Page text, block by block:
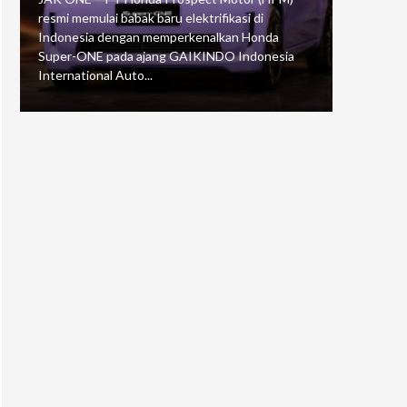
resmi memulai babak baru elektrifikasi di
Indonesia dengan memperkenalkan Honda
Super-ONE pada ajang GAIKINDO Indonesia
International Auto...